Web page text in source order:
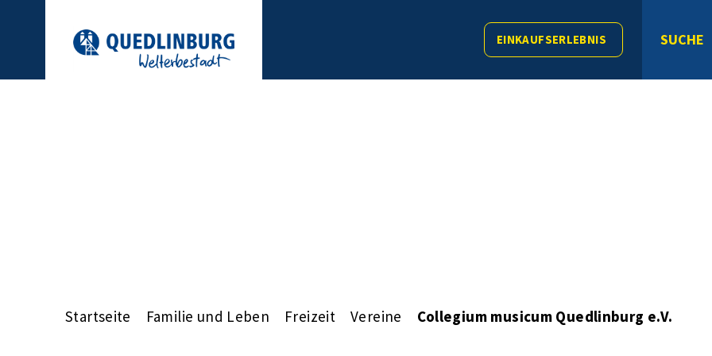
EINKAUFSERLEBNIS SUCHE
Startseite Familie und Leben Freizeit Vereine Collegium musicum Quedlinburg e.V.